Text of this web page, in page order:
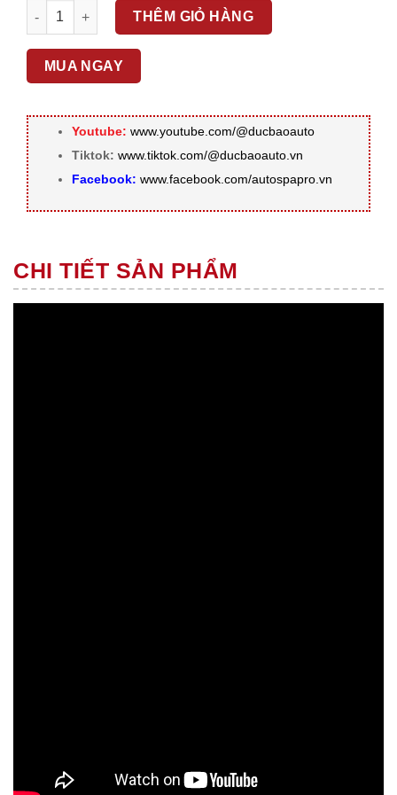
Ắc quy Varta 12V 80AH DIN 58014 MF7911 số lượng
THÊM GIỎ HÀNG
MUA NGAY
Youtube: www.youtube.com/@ducbaoauto
Tiktok: www.tiktok.com/@ducbaoauto.vn
Facebook: www.facebook.com/autospapro.vn
CHI TIẾT SẢN PHẨM